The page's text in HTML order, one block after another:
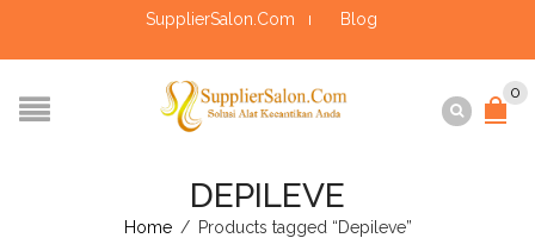
SupplierSalon.Com Blog
0
DEPILEVE
Home / Products tagged “Depileve”